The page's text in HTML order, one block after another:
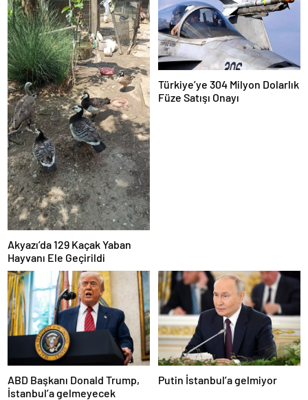
Akyazı’da 129 Kaçak Yaban
Hayvanı Ele Geçirildi
Türkiye’ye 304 Milyon Dolarlık
Füze Satışı Onayı
ABD Başkanı Donald Trump,
İstanbul’a gelmeyecek
Putin İstanbul’a gelmiyor